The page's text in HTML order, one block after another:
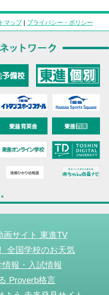
マップ| プライバシー・ポリシー
画サイト 東進TV
全国学校のお天気
報・入試情報
Proverb格言